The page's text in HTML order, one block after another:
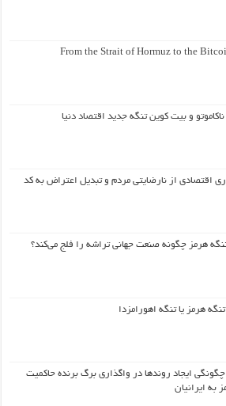
From the Strait of Hormuz to the
و بیت کوین تنگه جدید اقتصاد دنیا
اقتصادی از نارضایتی مردم و تبدیل اعتراض به کد
هرمز چگونه صنعت جهانی تراشه را فلج می‌کند؟
هرمز یا تنگه اهورامزدا
ایجاد روندها در واگذاری برگ برنده حاکمیت
به ایرانیان